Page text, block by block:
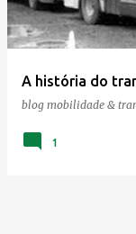
a
g
A história do
blog mobilidade &
1